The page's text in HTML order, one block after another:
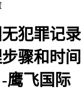
犯罪记录
骤和时
鹰飞国际